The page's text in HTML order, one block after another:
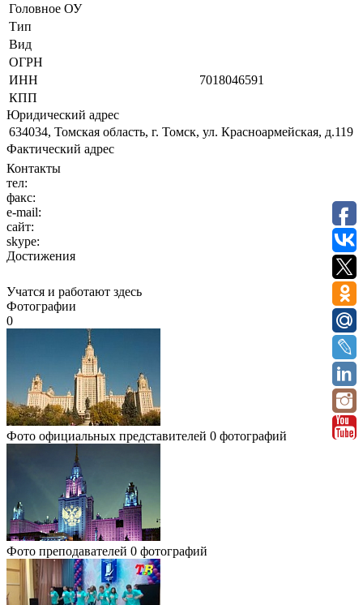
Головное ОУ
Тип
Вид
ОГРН
ИНН
7018046591
КПП
Юридический адрес
634034, Томская область, г. Томск, ул. Красноармейская, д.119
Фактический адрес
Контакты
тел:
факс:
e-mail:
сайт:
skype:
Достижения
Учатся и работают здесь
Фотографии
0
Фото официальных представителей 0 фотографий
Фото преподавателей 0 фотографий